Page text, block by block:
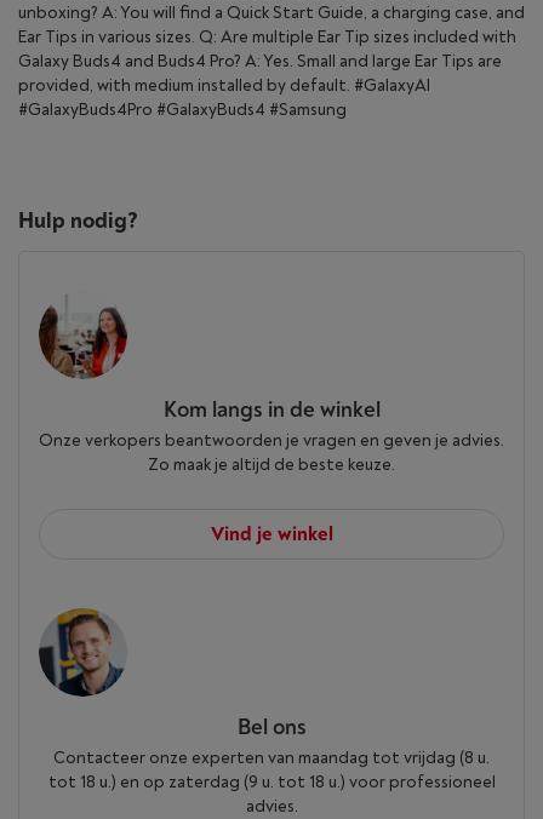
unboxing? A: You will find a Quick Start Guide, a charging case, and
Ear Tips in various sizes. Q: Are multiple Ear Tip sizes included with
Galaxy Buds4 and Buds4 Pro? A: Yes. Small and large Ear Tips are
provided, with medium installed by default. #GalaxyAI
#GalaxyBuds4Pro #GalaxyBuds4 #Samsung
Hulp nodig?
Kom langs in de winkel
Onze verkopers beantwoorden je vragen en geven je advies.
Zo maak je altijd de beste keuze.
Vind je winkel
Bel ons
Contacteer onze experten van maandag tot vrijdag (8 u.
tot 18 u.) en op zaterdag (9 u. tot 18 u.) voor professioneel
advies.